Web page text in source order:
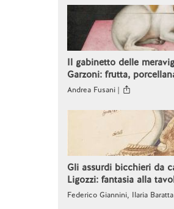
Il gabinetto delle
Garzoni: frutta,
Andrea Fusani |
Gli assurdi bicchieri da
Ligozzi: fantasia alla
Federico Giannini, Ilaria